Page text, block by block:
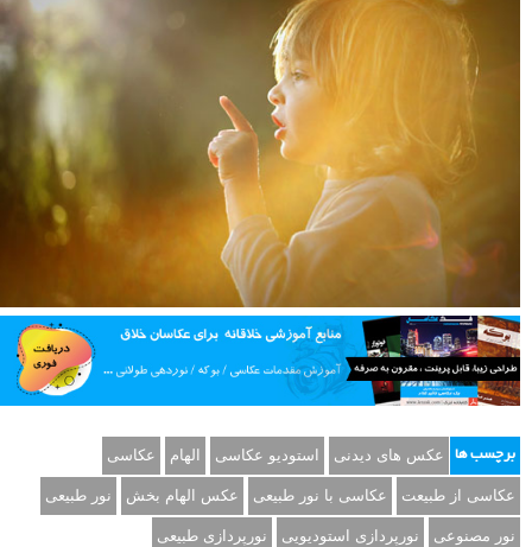
برچسب ها عکس های دیدنی استودیو عکاسی الهام عکاسی
عکاسی از طبیعت عکاسی با نور طبیعی عکس الهام بخش نور طبیعی
نور مصنوعی نورپردازی استودیویی نورپردازی طبیعی